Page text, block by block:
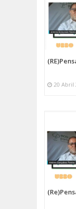
20 Abril